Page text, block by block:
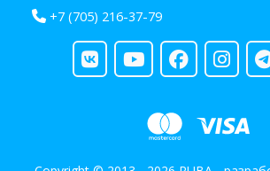
+7 (705) 216-37-79